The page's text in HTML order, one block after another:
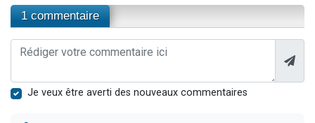
1 commentaire
Je veux être averti des nouveaux commentaires